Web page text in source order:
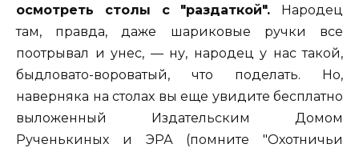
осмотреть столы с "раздаткой". Народец
там, правда, даже шариковые ручки все
поотрывал и унес, — ну, народец у нас такой,
быдловато-вороватый, что поделать. Но,
наверняка на столах вы еще увидите бесплатно
выложенный Издательским Домом
Рученькиных и ЭРА (помните "Охотничьи